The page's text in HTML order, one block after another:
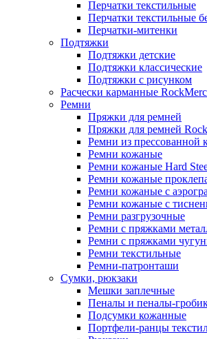
Перчатки текстильные
Перчатки текстильные
Перчатки-митенки
Подтяжки
Подтяжки детские
Подтяжки классические
Подтяжки с рисунком
Расчески карманные
Ремни
Пряжки для ремней
Пряжки для ремней
Ремни из прессованной
Ремни кожаные
Ремни кожаные Hard
Ремни кожаные
Ремни кожаные с
Ремни кожаные с
Ремни разгрузочные
Ремни с пряжками
Ремни с пряжками
Ремни текстильные
Ремни-патронташи
Сумки, рюкзаки
Мешки заплечные
Пеналы и пеналы-
Подсумки кожанные
Портфели-ранцы